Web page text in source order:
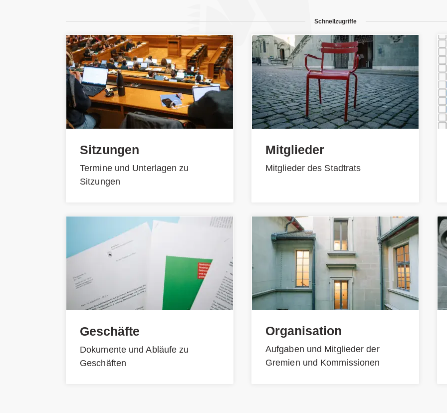
Schnellzugriffe
Sitzungen
Termine und Unterlagen zu
Sitzungen
Geschäfte
Dokumente und Abläufe zu
Geschäften
Mitglieder
Mitglieder des Stadtrats
Organisation
Aufgaben und Mitglieder der
Gremien und Kommissionen